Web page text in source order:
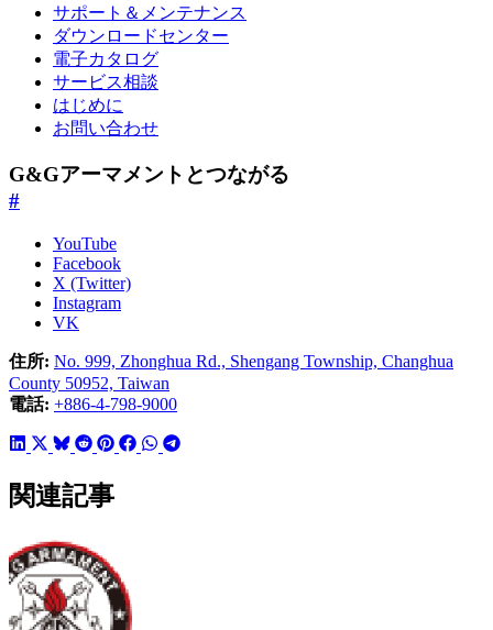
サポート＆メンテナンス
ダウンロードセンター
電子カタログ
サービス相談
はじめに
お問い合わせ
G&Gアーマメントとつながる
#
YouTube
Facebook
X (Twitter)
Instagram
VK
住所: No. 999, Zhonghua Rd., Shengang Township, Changhua
County 50952, Taiwan
電話: +886-4-798-9000
関連記事